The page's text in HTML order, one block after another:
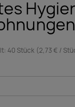
40 Stück (2,73 € /